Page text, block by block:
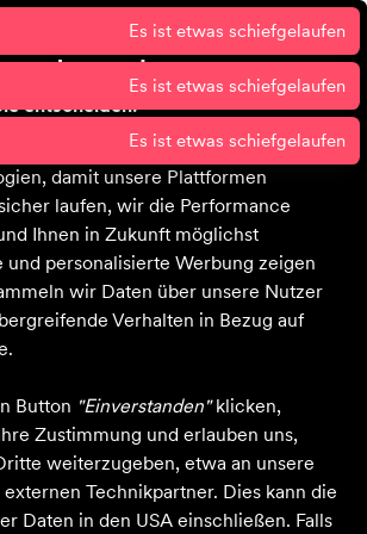
um unsere Dienste
und zu verbessern.
entscheiden!
Partner nutzen Cookies und
damit unsere Plattformen
laufen, wir die Performance
Ihnen in Zukunft möglichst
und personalisierte Werbung zeigen
wir Daten über unsere Nutzer
Verhalten in Bezug auf
Button "Einverstanden"klicken,
Zustimmung und erlauben uns,
weiterzugeben, etwa an unsere
Technikpartner. Dies kann die
Daten in den USA einschließen. Falls
Ausrüstung Sale Gutscheine Blog Über